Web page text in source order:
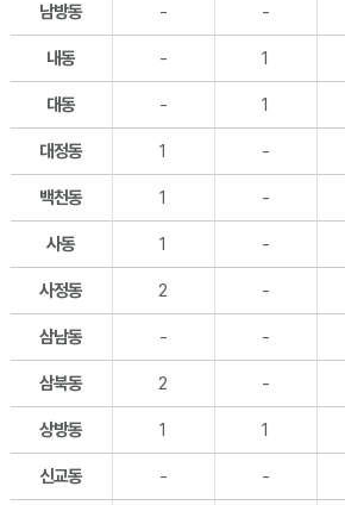
남방동 - -
내동 - 1
대동 - 1
대정동 1 -
백천동 1 -
사동 1 -
사정동 2 -
삼남동 - -
삼북동 2 -
상방동 1 1
신교동 - -